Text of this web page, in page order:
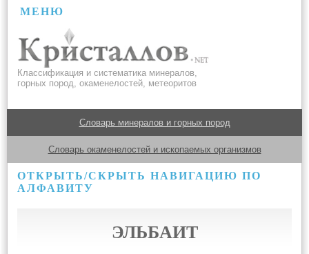
МЕНЮ
Классификация и систематика минералов,
горных пород, окаменелостей, метеоритов
Словарь минералов и горных пород
Словарь окаменелостей и ископаемых организмов
ОТКРЫТЬ/СКРЫТЬ НАВИГАЦИЮ ПО
АЛФАВИТУ
ЭЛЬБАИТ